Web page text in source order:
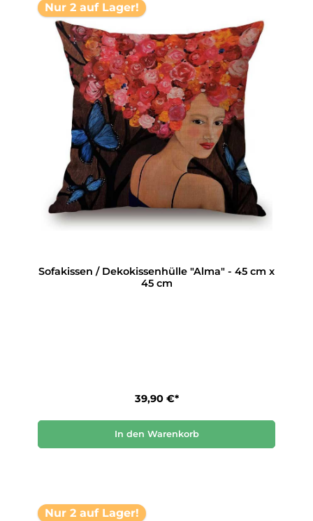
Nur 2 auf Lager!
Sofakissen / Dekokissenhülle "Alma" - 45 cm x
45 cm
39,90 €*
In den Warenkorb
Nur 2 auf Lager!